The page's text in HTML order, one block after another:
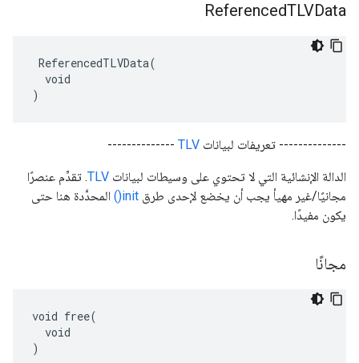
ReferencedTLVData
ReferencedTLVData(
  void
)
-------------- تعريفات لبيانات TLV
--------------
الدالة الإنشائية التي لا تحتوي على وسيطات لبيانات TLV. تقدِّم عنصرًا
مجانيًا/غير مهيأ يجب أن يخضع لإحدى طرق init()
المحدَّدة هنا حتى
يكون مفيدًا.
مجانًا
void free(
  void
)